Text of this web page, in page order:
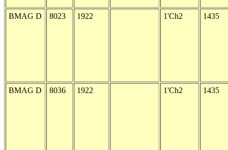
BMAG D 8023 1922 1'Ch2 1435
BMAG D 8036 1922 1'Ch2 1435